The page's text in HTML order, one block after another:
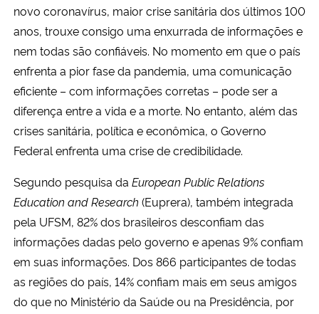
novo coronavírus, maior crise sanitária dos últimos 100
anos, trouxe consigo uma enxurrada de informações e
nem todas são confiáveis. No momento em que o país
enfrenta a pior fase da pandemia, uma comunicação
eficiente – com informações corretas – pode ser a
diferença entre a vida e a morte. No entanto, além das
crises sanitária, política e econômica, o Governo
Federal enfrenta uma crise de credibilidade.
Segundo pesquisa da European Public Relations
Education and Research (Euprera), também integrada
pela UFSM, 82% dos brasileiros desconfiam das
informações dadas pelo governo e apenas 9% confiam
em suas informações. Dos 866 participantes de todas
as regiões do país, 14% confiam mais em seus amigos
do que no Ministério da Saúde ou na Presidência, por